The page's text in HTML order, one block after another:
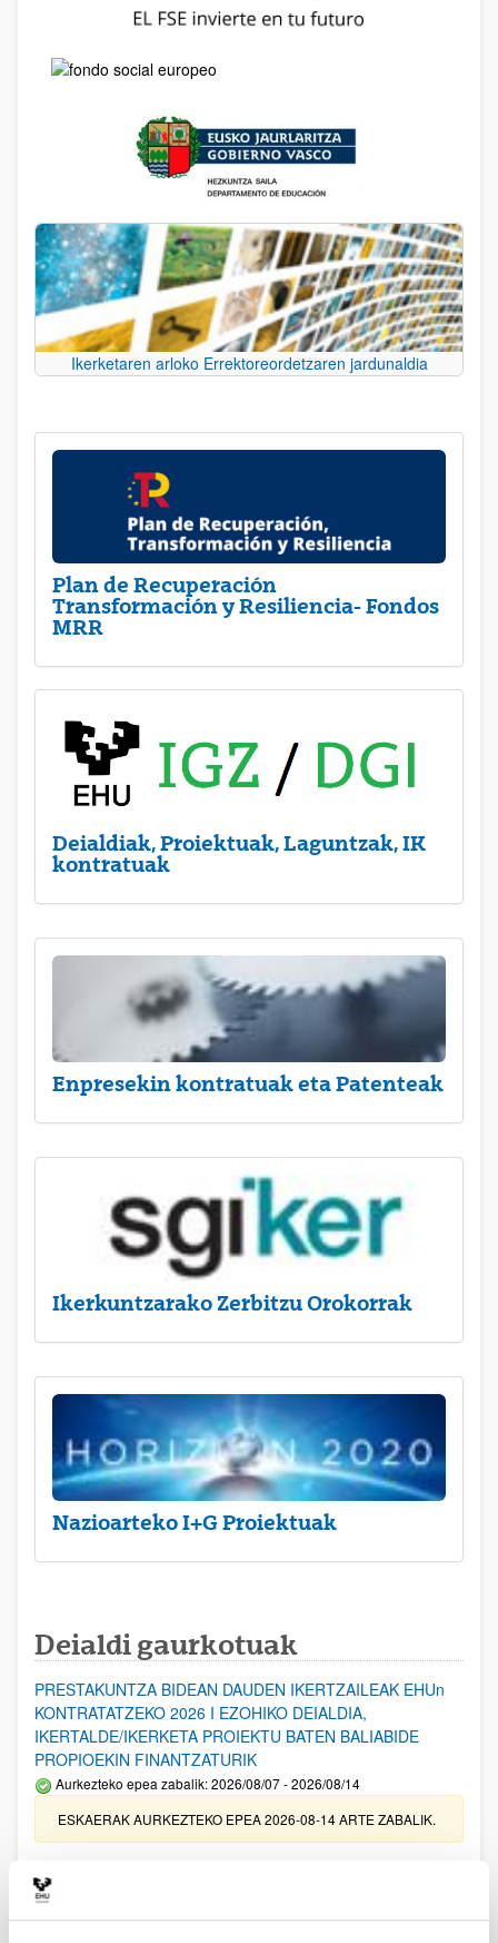
Ikerketaren arloko Errektoreordetzaren jardunaldia
Plan de Recuperación
Transformación y Resiliencia- Fondos
MRR
Deialdiak, Proiektuak, Laguntzak, IK
kontratuak
Enpresekin kontratuak eta Patenteak
Ikerkuntzarako Zerbitzu Orokorrak
Nazioarteko I+G Proiektuak
Deialdi gaurkotuak
PRESTAKUNTZA BIDEAN DAUDEN IKERTZAILEAK EHUn
KONTRATATZEKO 2026 I EZOHIKO DEIALDIA,
IKERTALDE/IKERKETA PROIEKTU BATEN BALIABIDE
PROPIOEKIN FINANTZATURIK
Aurkezteko epea zabalik: 2026/08/07 - 2026/08/14
ESKAERAK AURKEZTEKO EPEA 2026-08-14 ARTE ZABALIK.
erosi eta berritzeko laguntzak 2026
Izapide irekia